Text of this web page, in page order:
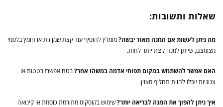
שאלות ותשובות:
מה ניתן לעשות אם המנה מאוד יבשה?מומלץ להוסיף עוד קצת שמן זית או חומץ בלסמי
מצומצם, שייתן למנה קצת יותר לחות.
האם אפשר להשתמש במקום תפוחי אדמה במשהו אחר?בטח אפשר! בטטות או
צנוניות יוכלו להוות תחליף מצוין.
איך ניתן להפוך את המנה לבריאה יותר?שימוש בקוסקוס מתורמת כוסמת או קינואה